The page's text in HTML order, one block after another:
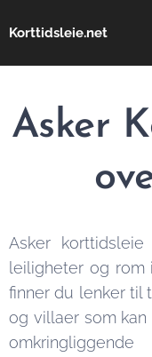
Korttidsleie.net
Asker
Asker
leiligheter og rom
finner du lenker til
og villaer som